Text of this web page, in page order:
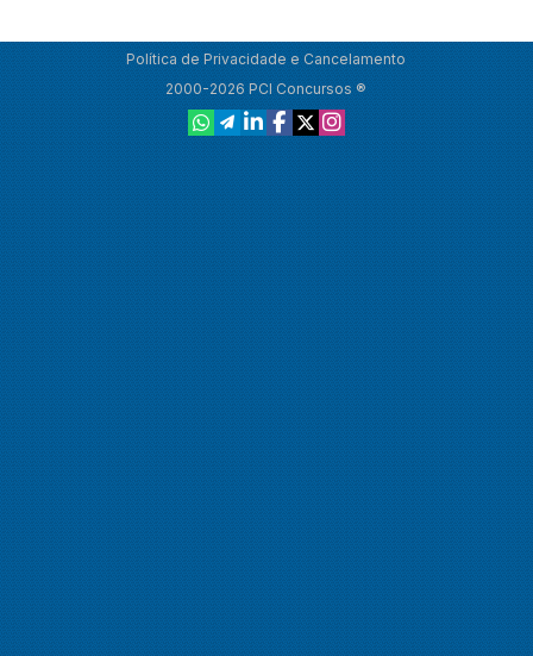
Política de Privacidade e Cancelamento
2000-2026 PCI Concursos ®